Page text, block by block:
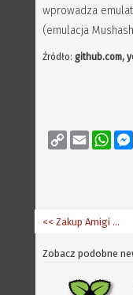
wprowadza
(emulacja
Źródło: github.com,
Copy
Link
Email
<< Zakup Amigi w 2022 roku
Zobacz podobne